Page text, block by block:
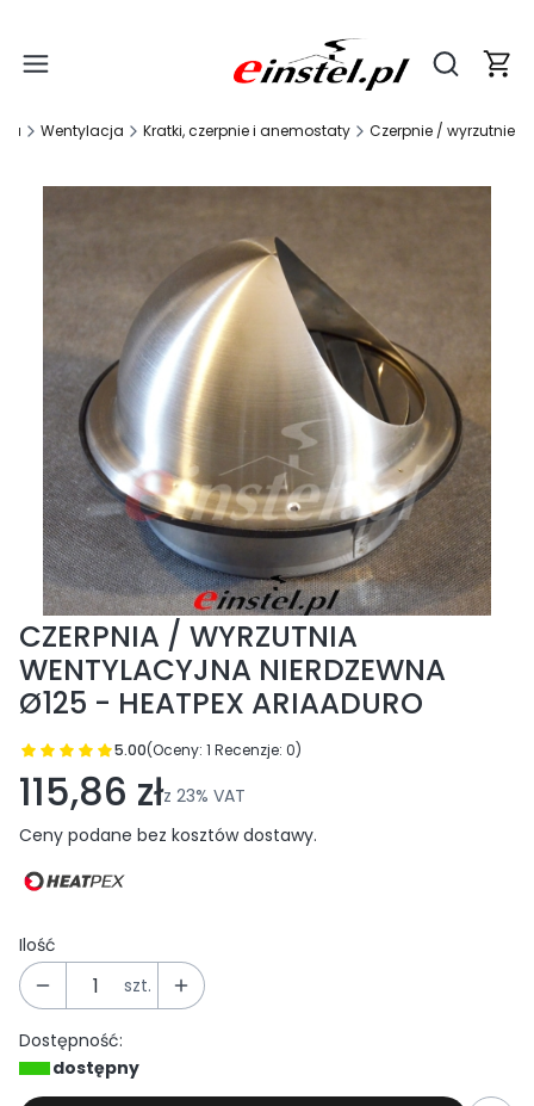
Otwórz
Wentylacja Kratki, czerpnie i anemostaty Czerpnie / wyrzutnie
CZERPNIA / WYRZUTNIA
WENTYLACYJNA NIERDZEWNA
Ø125 - HEATPEX ARIAADURO
5.00(Oceny: 1 Recenzje: 0)
Przejdź do sekcji Opinie
115,86 złz 23% VAT
Ceny podane bez kosztów dostawy.
Ilość
szt.
Dostępność:
dostępny